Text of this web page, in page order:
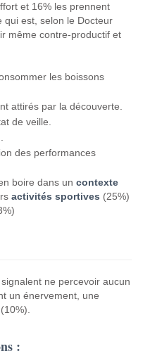
et 16% les prennent
qui est, selon le Docteur
même contre-productif et
les boissons
attirés par la découverte.
de veille.
des performances
boire dans uncontexte
activités sportives (25%)
ne percevoir aucun
un énervement, une
: